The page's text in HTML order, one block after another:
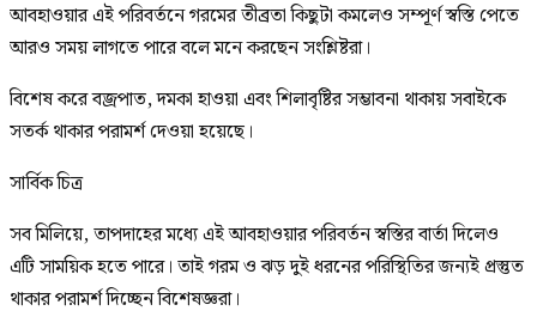
আবহাওয়ার এই পরিবর্তনে গরমের তীব্রতা কিছুটা কমলেও সম্পূর্ণ স্বস্তি পেতে
আরও সময় লাগতে পারে বলে মনে করছেন সংশ্লিষ্টরা।
বিশেষ করে বজ্রপাত, দমকা হাওয়া এবং শিলাবৃষ্টির সম্ভাবনা থাকায় সবাইকে
সতর্ক থাকার পরামর্শ দেওয়া হয়েছে।
সার্বিক চিত্র
সব মিলিয়ে, তাপদাহের মধ্যে এই আবহাওয়ার পরিবর্তন স্বস্তির বার্তা দিলেও
এটি সাময়িক হতে পারে। তাই গরম ও ঝড় দুই ধরনের পরিস্থিতির জন্যই প্রস্তুত
থাকার পরামর্শ দিচ্ছেন বিশেষজ্ঞরা।